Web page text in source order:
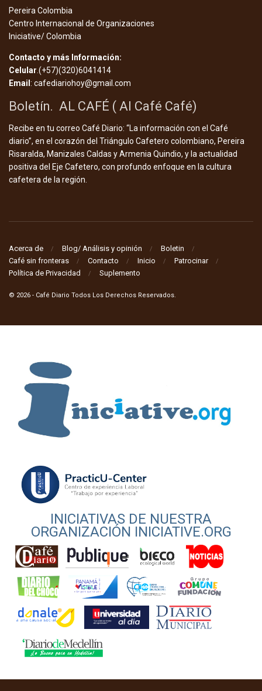
Pereira Colombia
Centro Internacional de Organizaciones
Iniciative/ Colombia
Contacto y más Información:
Celular.(+57)(320)6041414
Email : cafediariohoy@gmail.com
Boletín. AL CAFÉ ( Al Café Café)
Recibe en tu correo Café Diario: “La información con el Café
diario”, en el corazón del Triángulo Cafetero colombiano, Pereira
Risaralda, Manizales Caldas y Armenia Quindio, y la actualidad
positiva del Eje Cafetero, con profundo enfoque en la cultura
cafetera de la región.
Acerca de Blog/ Análisis y opinión
Boletin
Café sin fronteras
Contacto Inicio
Patrocinar
Política de Privacidad
Suplemento
© 2026 - Café Diario Todos Los Derechos Reservados.
INICIATIVAS DE NUESTRA
ORGANIZACIÓN INICIATIVE.ORG